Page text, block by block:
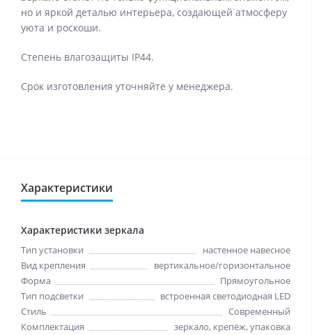
но и яркой деталью интерьера, создающей атмосферу
уюта и роскоши.
Степень влагозащиты IP44.
Срок изготовления уточняйте у менеджера.
Характеристики
Характеристики зеркала
Тип установки
настенное навесное
Вид крепления
вертикальное/горизонтальное
Форма
Прямоугольное
Тип подсветки
встроенная светодиодная LED
Стиль
Cовременный
Комплектация
зеркало, крепёж, упаковка